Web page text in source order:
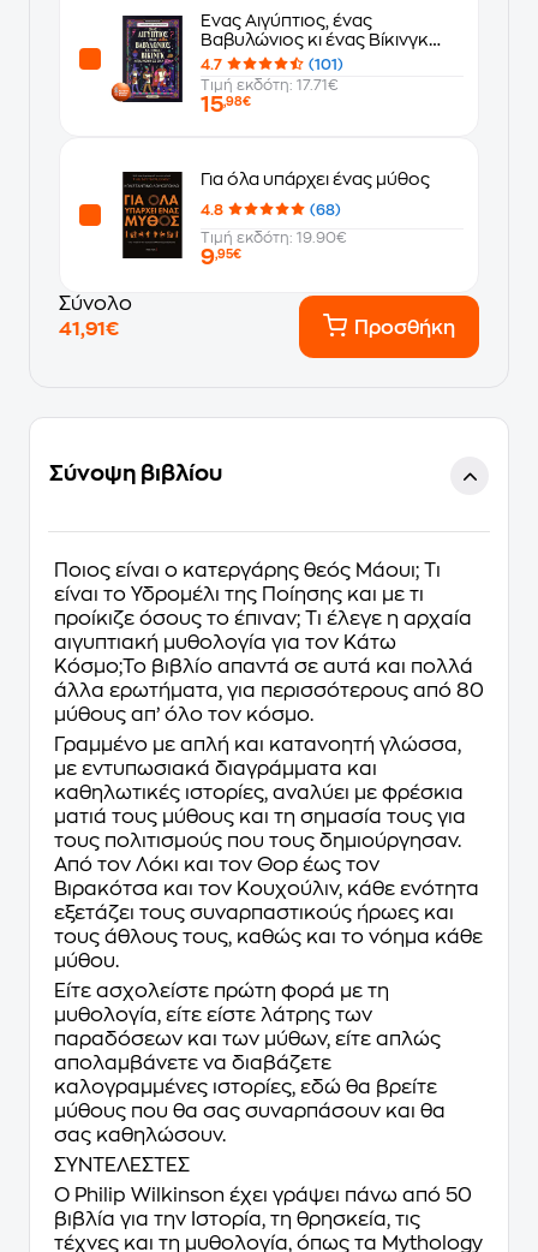
Ένας Αιγύπτιος, ένας
Βαβυλώνιος κι ένας Βίκινγκ
μπαίνουν σ’ένα μπαρ
4.7
(101)
Τιμή εκδότη: 17.71€
15,98€
Για όλα υπάρχει ένας μύθος
4.8
(68)
Τιμή εκδότη: 19.90€
9,95€
Σύνολο
41,91€
Προσθήκη
Σύνοψη βιβλίου
Ποιος είναι ο κατεργάρης θεός Μάουι; Τι
είναι το Υδρομέλι της Ποίησης και με τι
προίκιζε όσους το έπιναν; Τι έλεγε η αρχαία
αιγυπτιακή μυθολογία για τον Κάτω
Κόσμο;Το βιβλίο απαντά σε αυτά και πολλά
άλλα ερωτήματα, για περισσότερους από 80
μύθους απ’ όλο τον κόσμο.
Γραμμένο με απλή και κατανοητή γλώσσα,
με εντυπωσιακά διαγράμματα και
καθηλωτικές ιστορίες, αναλύει με φρέσκια
ματιά τους μύθους και τη σημασία τους για
τους πολιτισμούς που τους δημιούργησαν.
Από τον Λόκι και τον Θορ έως τον
Βιρακότσα και τον Κουχούλιν, κάθε ενότητα
εξετάζει τους συναρπαστικούς ήρωες και
τους άθλους τους, καθώς και το νόημα κάθε
μύθου.
Είτε ασχολείστε πρώτη φορά με τη
μυθολογία, είτε είστε λάτρης των
παραδόσεων και των μύθων, είτε απλώς
απολαμβάνετε να διαβάζετε
καλογραμμένες ιστορίες, εδώ θα βρείτε
μύθους που θα σας συναρπάσουν και θα
σας καθηλώσουν.
ΣΥΝΤΕΛΕΣΤΕΣ
Ο Philip Wilkinson έχει γράψει πάνω από 50
βιβλία για την Ιστορία, τη θρησκεία, τις
τέχνες και τη μυθολογία, όπως τα Mythology